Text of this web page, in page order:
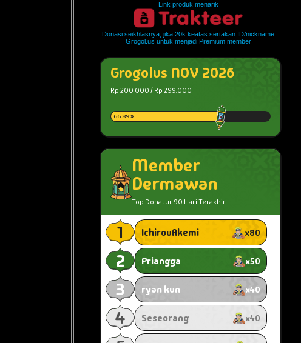
Link produk menarik
Donasi seikhlasnya, jika 20k keatas sertakan ID/nickname
Grogol.us untuk menjadi Premium member